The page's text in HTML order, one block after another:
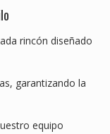
rincón diseñado
garantizando la
equipo